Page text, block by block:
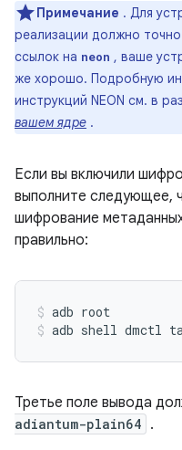
Примечание . Для
реализации должно
ссылок на neon , ваше
же хорошо. Подробную
инструкций NEON см. в
вашем ядре .
Если вы включили
выполните следующее,
шифрование
правильно:
adb root
adb shell dmctl
Третье поле вывода
adiantum-plain64 .